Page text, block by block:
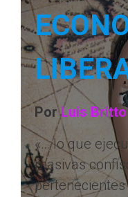
PorLuis
«… lo que
masivas